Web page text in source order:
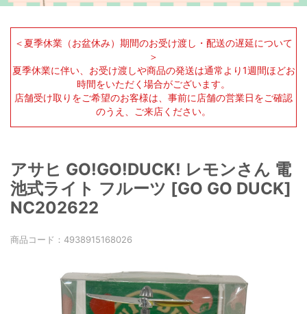
＜夏季休業（お盆休み）期間のお受け渡し・配送の遅延について
＞
夏季休業に伴い、お受け渡しや商品の発送は通常より1週間ほどお
時間をいただく場合がございます。
店舗受け取りをご希望のお客様は、事前に店舗の営業日をご確認
のうえ、ご来店ください。
アサヒ GO!GO!DUCK! レモンさん 電
池式ライト フルーツ [GO GO DUCK]
NC202622
商品コード： 4938915168026